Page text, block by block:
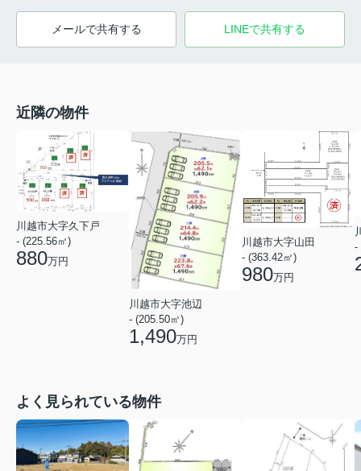
メールで共有する LINEで共有する
近隣の物件
川越市大字久下戸
- (225.56㎡)
880万円
川越市大字池辺
- (205.50㎡)
1,490万円
川越市大字山田
- (363.42㎡)
980万円
-
よく見られている物件